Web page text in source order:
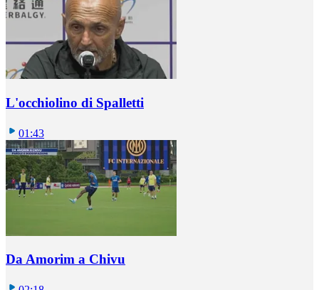
L'occhiolino di Spalletti
01:43
Da Amorim a Chivu